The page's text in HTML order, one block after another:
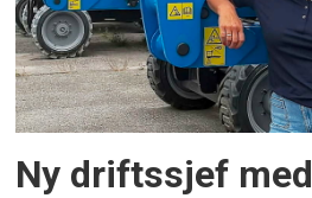
Ny driftssjef med